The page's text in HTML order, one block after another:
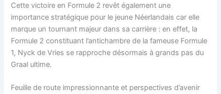
Cette victoire en Formule 2 revêt également une
importance stratégique pour le jeune Néerlandais car elle
marque un tournant majeur dans sa carrière : en effet, la
Formule 2 constituant l’antichambre de la fameuse Formule
1, Nyck de Vries se rapproche désormais à grands pas du
Graal ultime.
Feuille de route impressionnante et perspectives d’avenir